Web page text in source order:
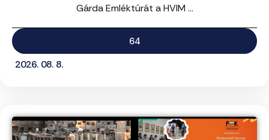
Gárda Emléktúrát a HVIM ...
64
2026. 08. 8.